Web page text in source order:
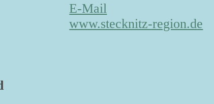
E-Mail
www.stecknitz-region.de